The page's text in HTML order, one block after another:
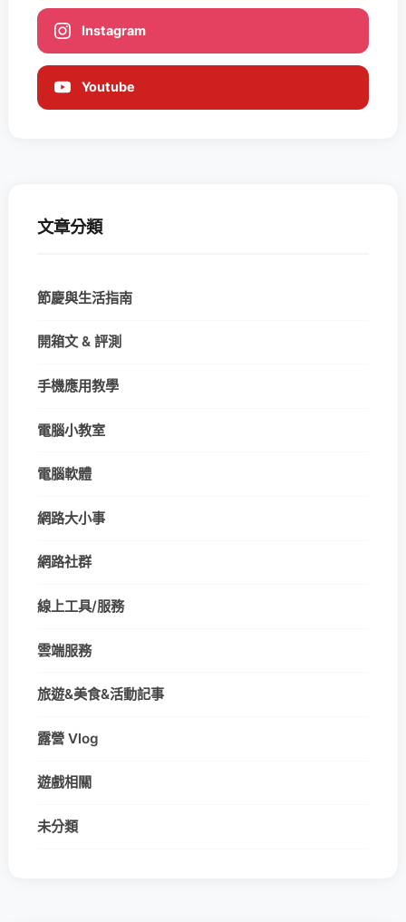
Instagram
Youtube
文章分類
節慶與生活指南
開箱文 & 評測
手機應用教學
電腦小教室
電腦軟體
網路大小事
網路社群
線上工具/服務
雲端服務
旅遊&美食&活動記事
露營 Vlog
遊戲相關
未分類